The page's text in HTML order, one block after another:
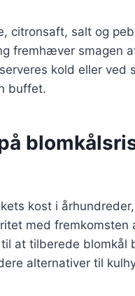
citronsaft, salt og
fremhæver smagen
kold eller ved
buffet.
kost i
med
at tilberede blomkål
alternativer til